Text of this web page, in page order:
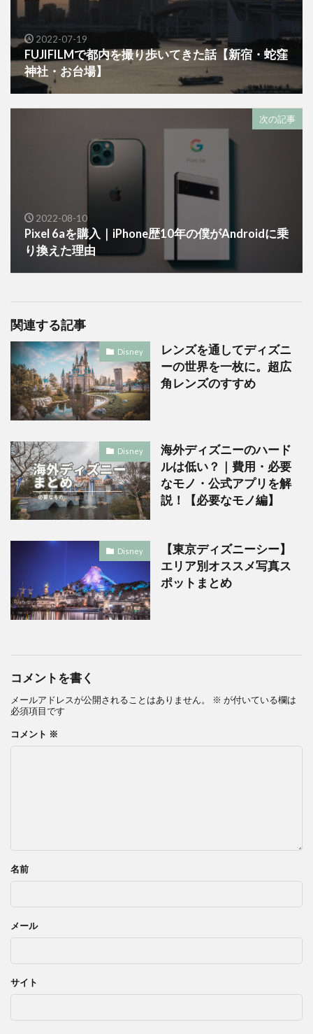
2022-07-19
FUJIFILMで都内を撮り歩いてきた話【新宿・蛇窪
神社・お台場】
次の記事
2022-08-10
Pixel 6aを購入｜iPhone歴10年の僕がAndroidに乗
り換えた理由
関連する記事
Disney
レンズを通してディズニ
ーの世界を一枚に。超広
角レンズのすすめ
Disney
海外ディズニーのハード
ルは低い？｜費用・必要
なモノ・公式アプリを解
説！【必要なモノ編】
Disney
【東京ディズニーシー】
エリア別オススメ写真ス
ポットまとめ
コメントを書く
メールアドレスが公開されることはありません。 ※ が付いている欄は
必須項目です
コメント ※
名前
メール
サイト